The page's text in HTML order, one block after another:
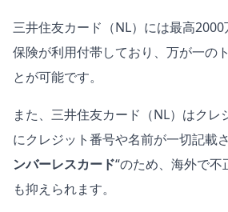
三井住友カード（NL）には最高
保険が利用付帯しており、万が一の
とが可能です。
また、三井住友カード（NL）はクレ
にクレジット番号や名前が一切記載
ンバーレスカード“のため、海外で不
も抑えられます。